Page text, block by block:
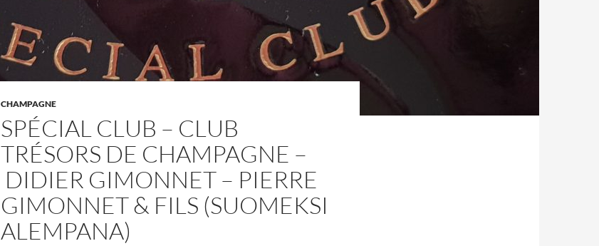
CHAMPAGNE
SPÉCIAL CLUB – CLUB
TRÉSORS DE CHAMPAGNE –
DIDIER GIMONNET – PIERRE
GIMONNET & FILS (SUOMEKSI
ALEMPANA)